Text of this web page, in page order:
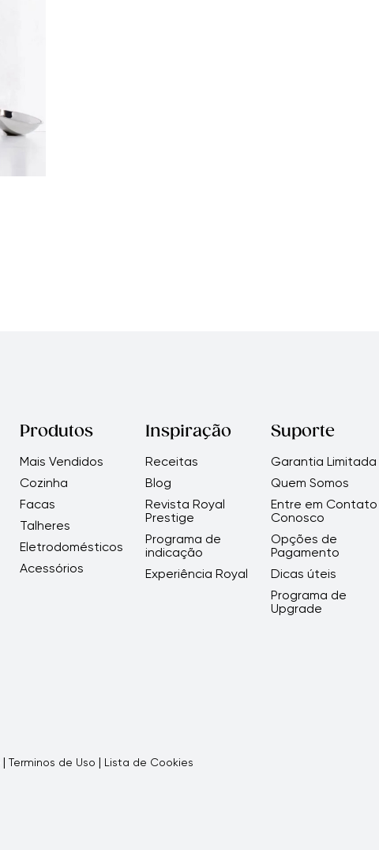
Produtos
Mais Vendidos
Cozinha
Facas
Talheres
Eletrodomésticos
Acessórios
Inspiração
Receitas
Blog
Revista Royal
Prestige
Programa de
indicação
Experiência Royal
Suporte
Garantia Limitada
Quem Somos
Entre em Contato
Conosco
Opções de
Pagamento
Dicas úteis
Programa de
Upgrade
|Terminos de Uso | Lista de Cookies